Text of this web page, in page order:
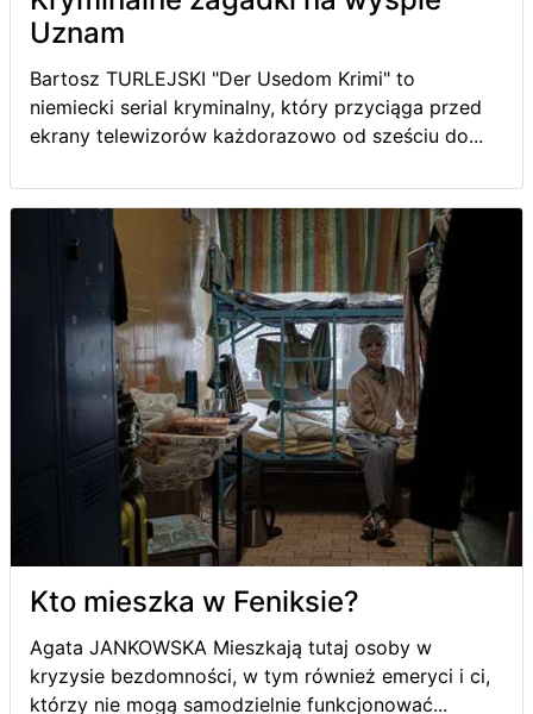
Uznam
Bartosz TURLEJSKI "Der Usedom Krimi" to
niemiecki serial kryminalny, który przyciąga przed
ekrany telewizorów każdorazowo od sześciu do...
Kto mieszka w Feniksie?
Agata JANKOWSKA Mieszkają tutaj osoby w
kryzysie bezdomności, w tym również emeryci i ci,
którzy nie mogą samodzielnie funkcjonować...